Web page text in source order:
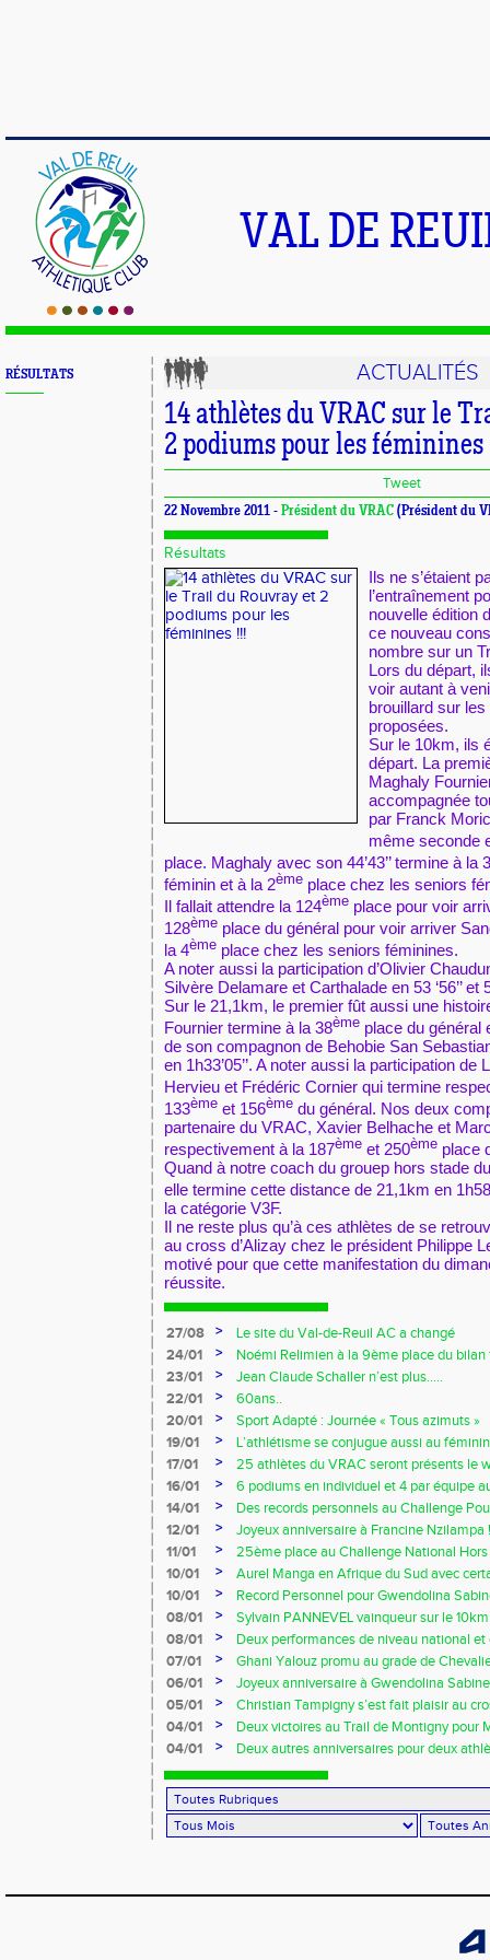
VAL DE
RÉSULTATS ACTUALITÉS
14 athlètes du VRAC sur le
2 podiums pour les féminines
Tweet
22 Novembre 2011 - Président du VRAC (Président du
Résultats
Ils ne s’étaient
l’entraînement
nouvelle édition
ce nouveau
nombre sur un
Lors du départ,
voir autant à
brouillard sur
proposées.
Sur le 10km, ils
départ. La
Maghaly
accompagnée
par Franck
même seconde
place. Maghaly avec son 44’43’’ termine à la 3
féminin et à la 2ème place chez les seniors
Il fallait attendre la 124ème place pour voir
128ème place du général pour voir arriver
la 4ème place chez les seniors féminines.
A noter aussi la participation d’Olivier
Silvère Delamare et Carthalade en 53 ‘56’’ et
Sur le 21,1km, le premier fût aussi une
Fournier termine à la 38ème place du général
de son compagnon de Behobie San
en 1h33’05’’. A noter aussi la participation
Hervieu et Frédéric Cornier qui termine
133ème et 156ème du général. Nos deux
partenaire du VRAC, Xavier Belhache et
respectivement à la 187ème et 250ème place
Quand à notre coach du grouep hors stade
elle termine cette distance de 21,1km en
la catégorie V3F.
Il ne reste plus qu’à ces athlètes de se
au cross d’Alizay chez le président Philippe
motivé pour que cette manifestation du
réussite.
27/08 >
Le site du Val-de-Reuil AC a changé
24/01
>
Noémi Relimien à la 9ème place du
cadette sur 200m !!!
23/01 >
Jean Claude Schaller n’est plus…..
22/01
>
60ans..
20/01
>
Sport Adapté : Journée « Tous azimuts »
19/01
>
L’athlétisme se conjugue aussi au
17/01
>
25 athlètes du VRAC seront présents le
Owens !!!
16/01 >
6 podiums en individuel et 4 par équipe
Ezy
14/01 >
Des records personnels au Challenge
12/01
>
Joyeux anniversaire à Francine Nzilampa
11/01
>
25ème place au Challenge National
10/01
>
Aurel Manga en Afrique du Sud avec
France !!!
10/01 >
Record Personnel pour Gwendolina
Prom’classic
08/01 >
Sylvain PANNEVEL vainqueur sur le
08/01
>
Deux performances de niveau national
début d’indoor 2014 !!!
07/01 >
Ghani Yalouz promu au grade de
06/01
>
Joyeux anniversaire à Gwendolina
05/01
>
Christian Tampigny s’est fait plaisir au
04/01
>
Deux victoires au Trail de Montigny pour
Piau !!!
04/01 >
Deux autres anniversaires pour deux